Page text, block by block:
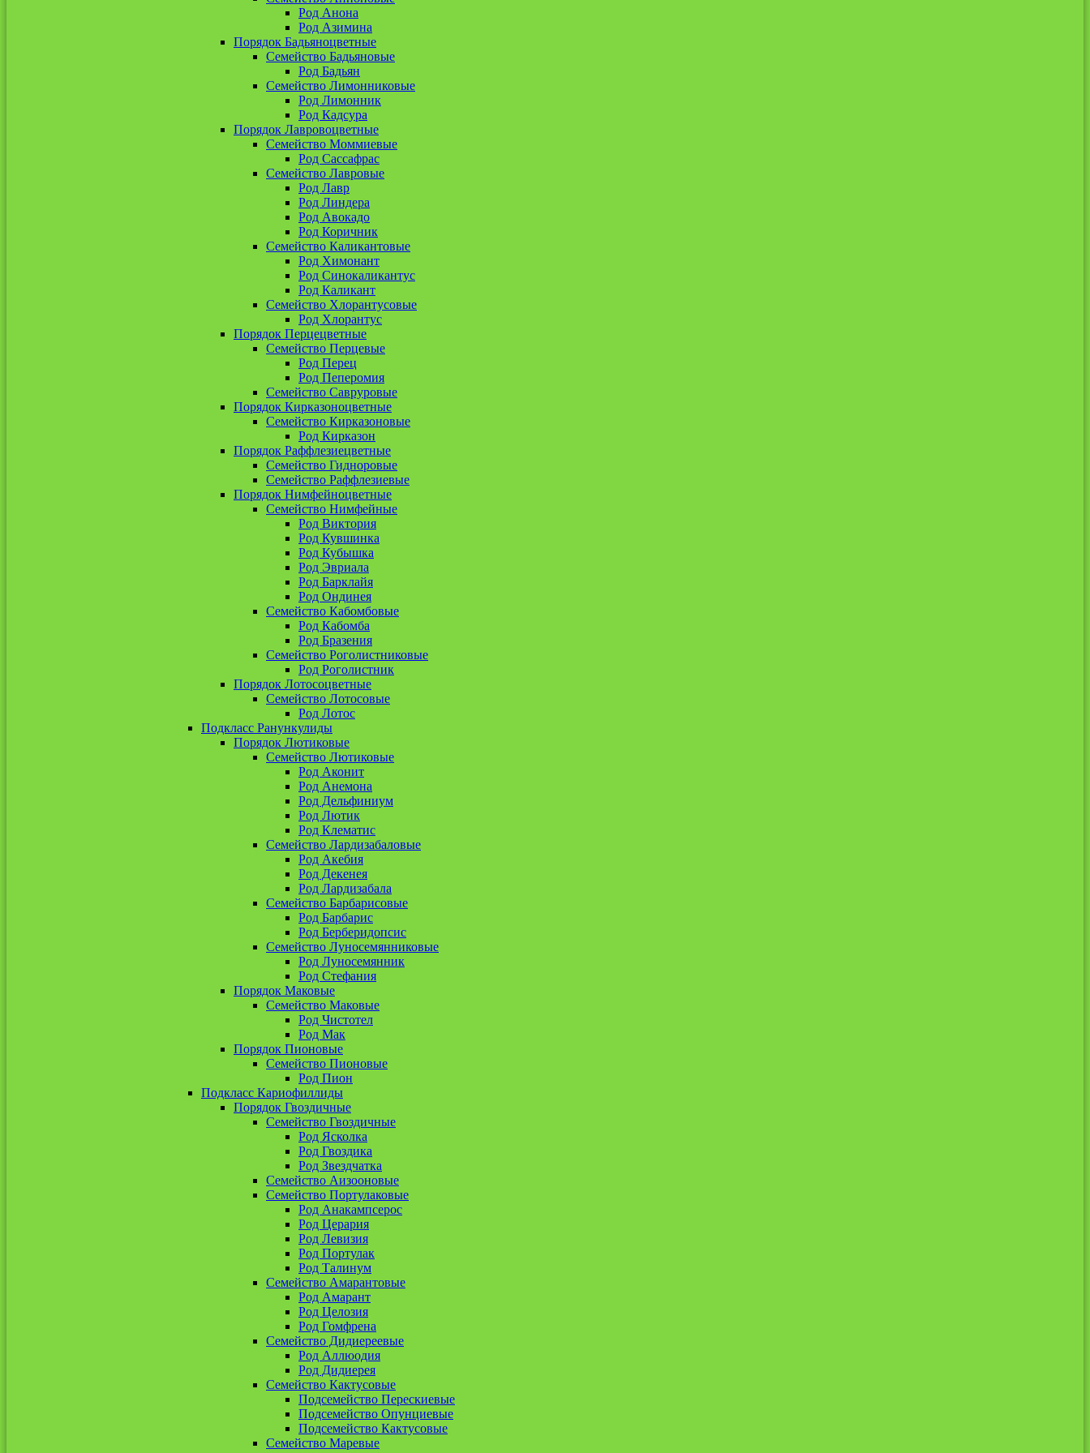
Род Анона
Род Азимина
Порядок Бадьяноцветные
Семейство Бадьяновые
Род Бадьян
Семейство Лимонниковые
Род Лимонник
Род Кадсура
Порядок Лавровоцветные
Семейство Моммиевые
Род Сассафрас
Семейство Лавровые
Род Лавр
Род Линдера
Род Авокадо
Род Коричник
Семейство Каликантовые
Род Химонант
Род Синокаликантус
Род Каликант
Семейство Хлорантусовые
Род Хлорантус
Порядок Перцецветные
Семейство Перцевые
Род Перец
Род Пеперомия
Семейство Савруровые
Порядок Кирказоноцветные
Семейство Кирказоновые
Род Кирказон
Порядок Раффлезиецветные
Семейство Гидноровые
Семейство Раффлезиевые
Порядок Нимфейноцветные
Семейство Нимфейные
Род Виктория
Род Кувшинка
Род Кубышка
Род Эвриала
Род Барклайя
Род Ондинея
Семейство Кабомбовые
Род Кабомба
Род Бразения
Семейство Роголистниковые
Род Роголистник
Порядок Лотосоцветные
Семейство Лотосовые
Род Лотос
Подкласс Ранункулиды
Порядок Лютиковые
Семейство Лютиковые
Род Аконит
Род Анемона
Род Дельфиниум
Род Лютик
Род Клематис
Семейство Лардизабаловые
Род Акебия
Род Декенея
Род Лардизабала
Семейство Барбарисовые
Род Барбарис
Род Берберидопсис
Семейство Луносемянниковые
Род Луносемянник
Род Стефания
Порядок Маковые
Семейство Маковые
Род Чистотел
Род Мак
Порядок Пионовые
Семейство Пионовые
Род Пион
Подкласс Кариофиллиды
Порядок Гвоздичные
Семейство Гвоздичные
Род Ясколка
Род Гвоздика
Род Звездчатка
Семейство Аизооновые
Семейство Портулаковые
Род Анакампсерос
Род Церария
Род Левизия
Род Портулак
Род Талинум
Семейство Амарантовые
Род Амарант
Род Целозия
Род Гомфрена
Семейство Дидиереевые
Род Аллюодия
Род Дидиерея
Семейство Кактусовые
Подсемейство Перескиевые
Подсемейство Опунциевые
Подсемейство Кактусовые
Семейство Маревые